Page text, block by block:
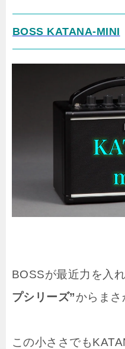
BOSS KATANA-MINI
BOSSが最近力を入
プシリーズ”からまさ
この小ささでも